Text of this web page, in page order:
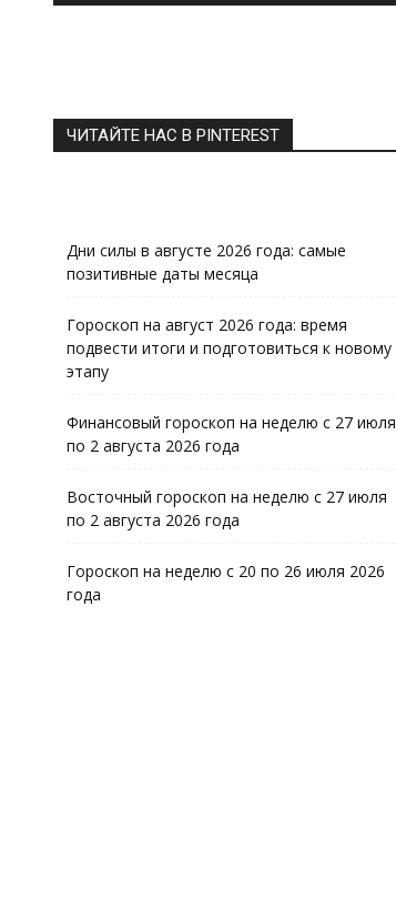
ЧИТАЙТЕ НАС В PINTEREST
Дни силы в августе 2026 года: самые
позитивные даты месяца
Гороскоп на август 2026 года: время
подвести итоги и подготовиться к новому
этапу
Финансовый гороскоп на неделю с 27 июля
по 2 августа 2026 года
Восточный гороскоп на неделю с 27 июля
по 2 августа 2026 года
Гороскоп на неделю с 20 по 26 июля 2026
года